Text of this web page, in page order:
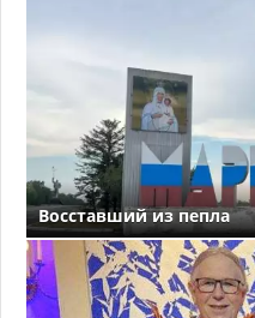
Восставший из пепла